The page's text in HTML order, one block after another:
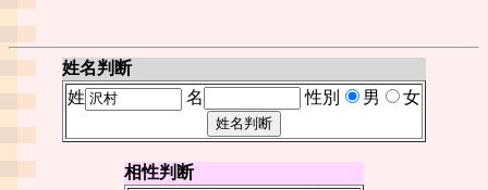
姓名判断
姓
名 性別 男 女
相性判断